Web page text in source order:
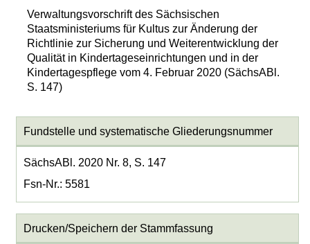
Verwaltungsvorschrift des Sächsischen
Staatsministeriums für Kultus zur Änderung der
Richtlinie zur Sicherung und Weiterentwicklung der
Qualität in Kindertageseinrichtungen und in der
Kindertagespflege vom 4. Februar 2020 (SächsABl.
S. 147)
Fundstelle und systematische Gliederungsnummer
SächsABl. 2020 Nr. 8, S. 147
Fsn-Nr.: 5581
Drucken/Speichern der Stammfassung